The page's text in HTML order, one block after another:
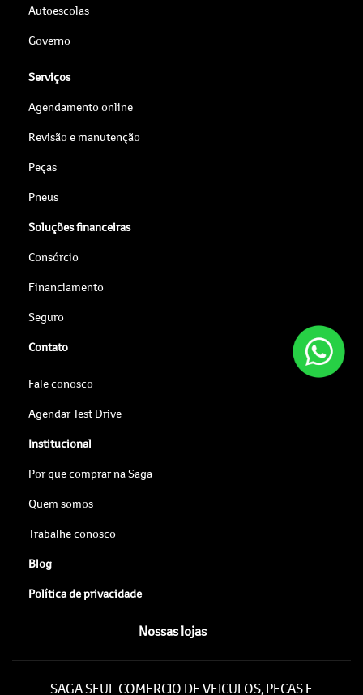
Autoescolas
Governo
Serviços
Agendamento online
Revisão e manutenção
Peças
Pneus
Soluções financeiras
Consórcio
Financiamento
Seguro
Contato
Fale conosco
Agendar Test Drive
Institucional
Por que comprar na Saga
Quem somos
Trabalhe conosco
Blog
Política de privacidade
Nossas lojas
SAGA SEUL COMERCIO DE VEICULOS, PECAS E